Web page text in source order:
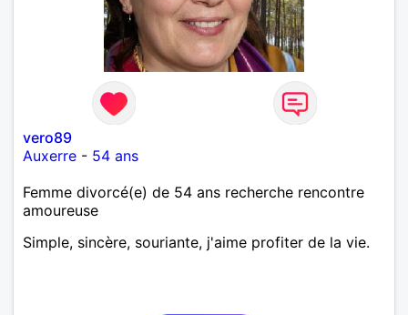
vero89
Auxerre - 54 ans
Femme divorcé(e) de 54 ans recherche rencontre
amoureuse
Simple, sincère, souriante, j'aime profiter de la vie.